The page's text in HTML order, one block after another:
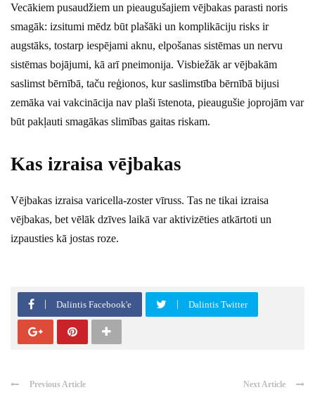
Vecākiem pusaudžiem un pieaugušajiem vējbakas parasti noris
smagāk: izsitumi mēdz būt plašāki un komplikāciju risks ir
augstāks, tostarp iespējami aknu, elpošanas sistēmas un nervu
sistēmas bojājumi, kā arī pneimonija. Visbiežāk ar vējbakām
saslimst bērnībā, taču reģionos, kur saslimstība bērnībā bijusi
zemāka vai vakcinācija nav plaši īstenota, pieaugušie joprojām var
būt pakļauti smagākas slimības gaitas riskam.
Kas izraisa vējbakas
Vējbakas izraisa varicella-zoster vīruss. Tas ne tikai izraisa
vējbakas, bet vēlāk dzīves laikā var aktivizēties atkārtoti un
izpausties kā jostas roze.
Dalintis Facebook'e Dalintis Twitter
Previous Article Next Article